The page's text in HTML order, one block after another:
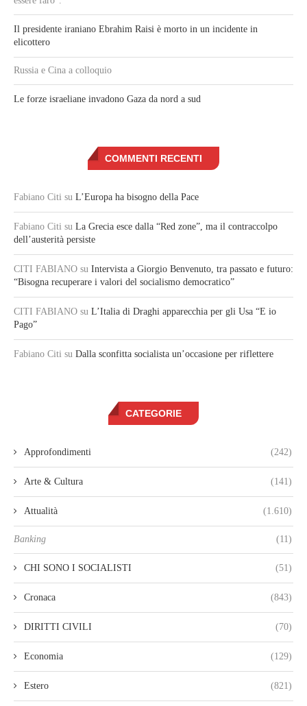
Il presidente iraniano Ebrahim Raisi è morto in un incidente in
elicottero
Russia e Cina a colloquio
Le forze israeliane invadono Gaza da nord a sud
COMMENTI RECENTI
Fabiano Citi su L’Europa ha bisogno della Pace
Fabiano Citi su La Grecia esce dalla “Red zone”, ma il contraccolpo
dell’austerità persiste
CITI FABIANO su Intervista a Giorgio Benvenuto, tra passato e futuro:
“Bisogna recuperare i valori del socialismo democratico”
CITI FABIANO su L’Italia di Draghi apparecchia per gli Usa “E io
Pago”
Fabiano Citi su Dalla sconfitta socialista un’occasione per riflettere
CATEGORIE
Approfondimenti (242)
Arte & Cultura (141)
Attualità (1.610)
Banking (11)
CHI SONO I SOCIALISTI (51)
Cronaca (843)
DIRITTI CIVILI (70)
Economia (129)
Estero (821)